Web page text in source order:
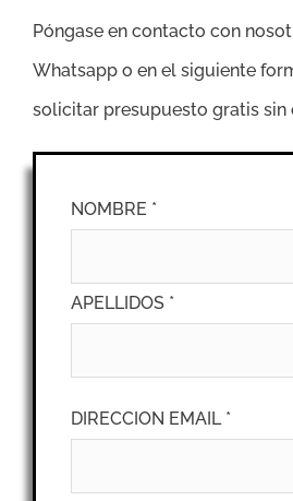
Póngase en contacto con
Whatsapp o en el siguiente
solicitar presupuesto gratis sin
NOMBRE *
APELLIDOS *
DIRECCION EMAIL *